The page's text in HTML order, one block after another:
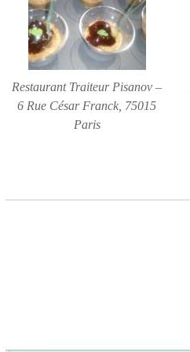
Restaurant Traiteur Pisanov –
6 Rue César Franck, 75015
Paris